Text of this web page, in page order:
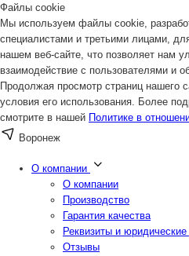
Файлы cookie
Мы используем файлы cookie,
специалистами и третьими лицами,
нашем веб-сайте, что позволяет нам
взаимодействие с пользователями и
Продолжая просмотр страниц нашего
условия его использования. Более
смотрите в нашей Политике в
Воронеж
О компании
О компании
Производство
Гарантия качества
Реквизиты и
Отзывы